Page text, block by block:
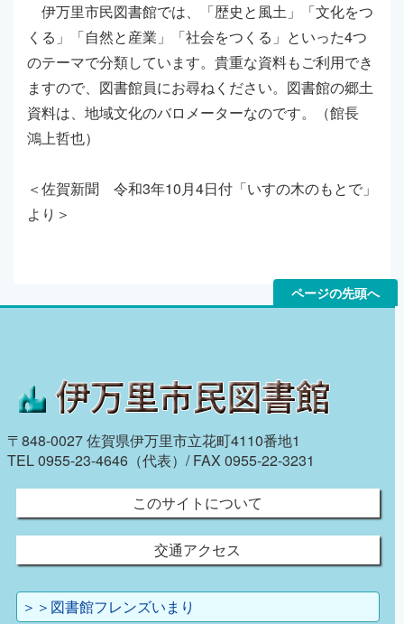
伊万里市民図書館では、「歴史と風土」「文化をつ
くる」「自然と産業」「社会をつくる」といった4つ
のテーマで分類しています。貴重な資料もご利用でき
ますので、図書館員にお尋ねください。図書館の郷土
資料は、地域文化のバロメーターなのです。（館長
鴻上哲也）
＜佐賀新聞 令和3年10月4日付「いすの木のもとで」
より＞
ページの先頭へ
〒848-0027 佐賀県伊万里市立花町4110番地1
TEL 0955-23-4646（代表）/ FAX 0955-22-3231
このサイトについて
交通アクセス
＞＞図書館フレンズいまり